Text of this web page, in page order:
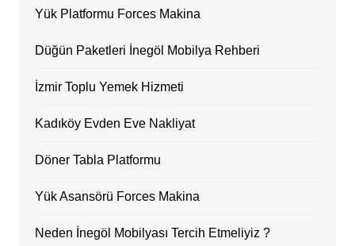
Yük Platformu Forces Makina
Düğün Paketleri İnegöl Mobilya Rehberi
İzmir Toplu Yemek Hizmeti
Kadıköy Evden Eve Nakliyat
Döner Tabla Platformu
Yük Asansörü Forces Makina
Neden İnegöl Mobilyası Tercih Etmeliyiz ?